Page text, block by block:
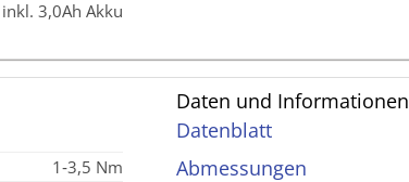
3,0Ah Akku
1‑3,5 Nm
Daten und Informationen
Datenblatt
Abmessungen